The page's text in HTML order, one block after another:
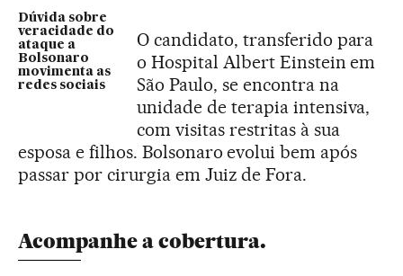
Dúvida sobre
veracidade do
ataque a
Bolsonaro
movimenta as
redes sociais
O candidato, transferido para
o Hospital Albert Einstein em
São Paulo, se encontra na
unidade de terapia intensiva,
com visitas restritas à sua
esposa e filhos. Bolsonaro evolui bem após
passar por cirurgia em Juiz de Fora.
Acompanhe a cobertura.